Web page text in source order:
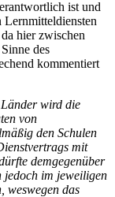
ist und
hier zwischen
des
kommentiert
wird die
von
den Schulen
mit
demgegenüber
jedoch im jeweiligen
weswegen das